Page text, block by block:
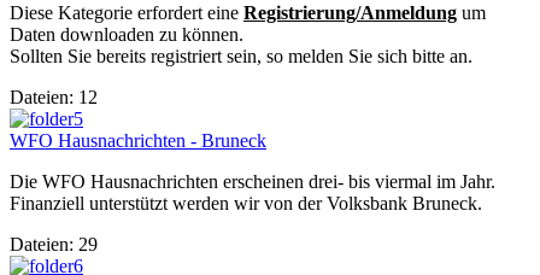
Diese Kategorie erfordert eine Registrierung/Anmeldung um
Daten downloaden zu können.
Sollten Sie bereits registriert sein, so melden Sie sich bitte an.
Dateien: 12
WFO Hausnachrichten - Bruneck
Die WFO Hausnachrichten erscheinen drei- bis viermal im Jahr.
Finanziell unterstützt werden wir von der Volksbank Bruneck.
Dateien: 29